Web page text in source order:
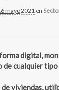
mayo 2021 en
digital,
de cualquier
viviendas,